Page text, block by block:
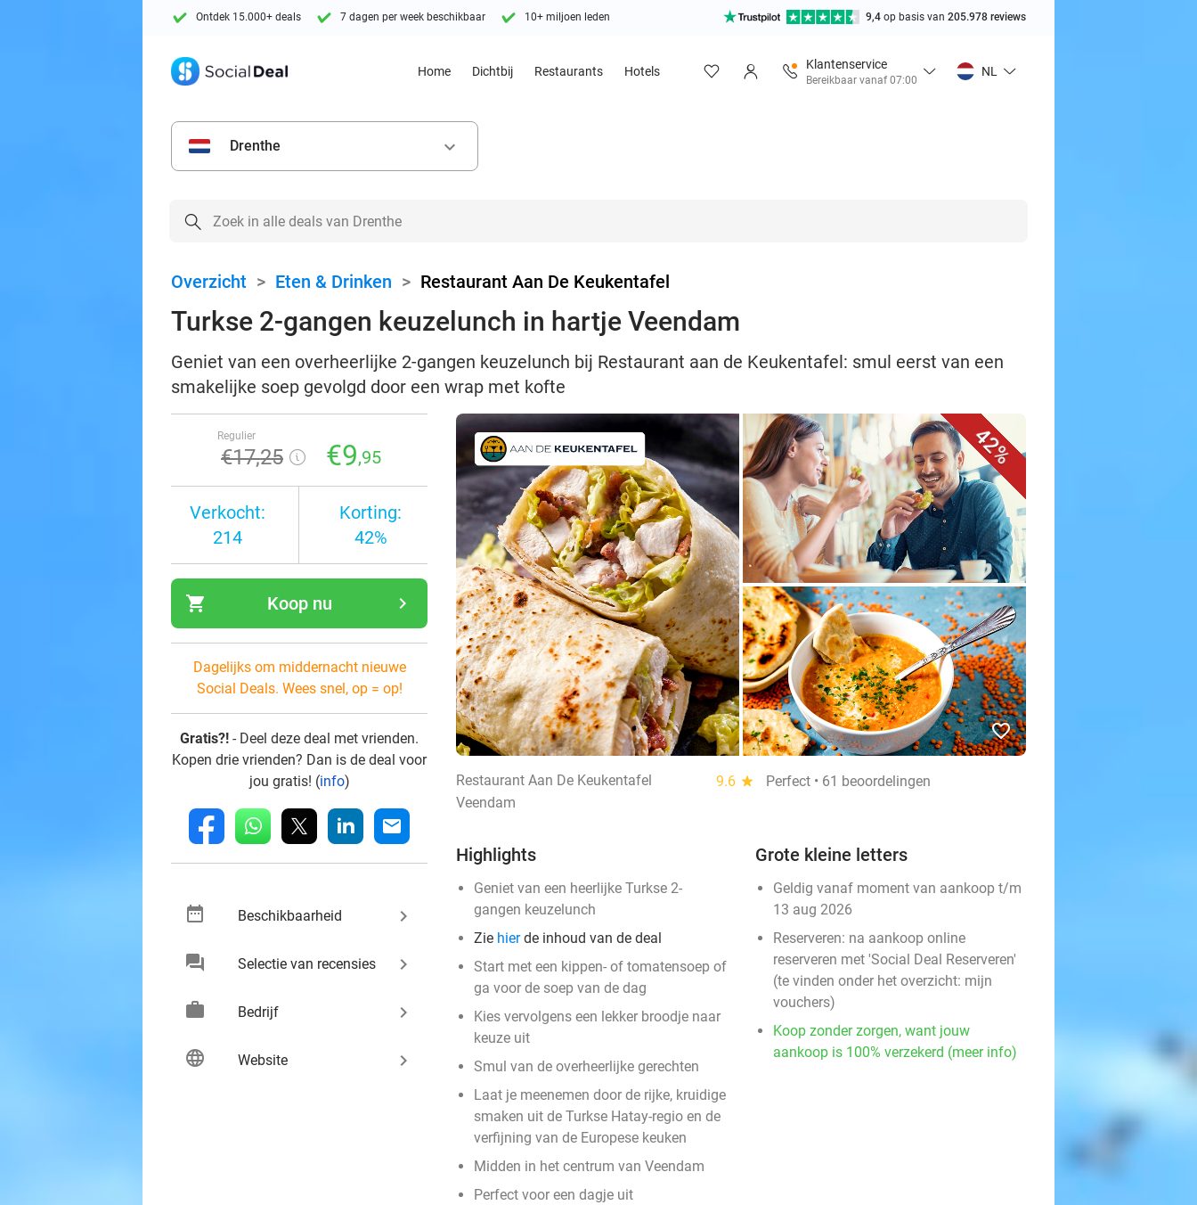
Ontdek 15.000+ deals 7 dagen per week beschikbaar 10+ miljoen leden 9,4 op basis van 205.978 reviews
Home Dichtbij Restaurants Hotels
Klantenservice
Bereikbaar vanaf 07:00
NL
Drenthe keyboard_arrow_down
Overzicht > Eten & Drinken > Restaurant Aan De Keukentafel
Turkse 2-gangen keuzelunch in hartje Veendam
Geniet van een overheerlijke 2-gangen keuzelunch bij Restaurant aan de Keukentafel: smul eerst van een
smakelijke soep gevolgd door een wrap met kofte
Regulier
€17,25 €9,95
Verkocht:
214
Korting:
42%
shopping_cart navigate_next
Koop nu
Dagelijks om middernacht nieuwe
Social Deals. Wees snel, op = op!
Gratis?! - Deel deze deal met vrienden.
Kopen drie vrienden? Dan is de deal voor
jou gratis! (info)
fb whatsapp linkedin mail
date_range Beschikbaarheid keyboard_arrow_right
chat Selectie van recensies keyboard_arrow_right
work Bedrijf keyboard_arrow_right
language Website keyboard_arrow_right
42%
favorite_border
Restaurant Aan De Keukentafel 9.6 star
Perfect • 61 beoordelingen
Veendam
Highlights
Geniet van een heerlijke Turkse 2-
gangen keuzelunch
Zie hierde inhoud van de deal
Start met een kippen- of tomatensoep of
ga voor de soep van de dag
Kies vervolgens een lekker broodje naar
keuze uit
Smul van de overheerlijke gerechten
Laat je meenemen door de rijke, kruidige
smaken uit de Turkse Hatay-regio en de
verfijning van de Europese keuken
Midden in het centrum van Veendam
Perfect voor een dagje uit
Grote kleine letters
Geldig vanaf moment van aankoop t/m
13 aug 2026
Reserveren: na aankoop online
reserveren met 'Social Deal Reserveren'
(te vinden onder het overzicht: mijn
vouchers)
Koop zonder zorgen, want jouw
aankoop is 100% verzekerd (meer info)